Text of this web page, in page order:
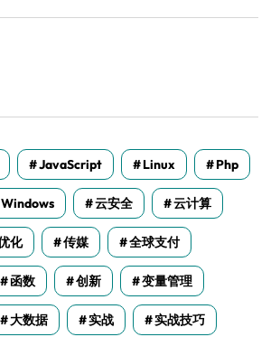
JavaScript Linux Php
Windows 云安全 云计算
化 传媒 全球支付
函数 创新 变量管理
大数据 实战 实战技巧